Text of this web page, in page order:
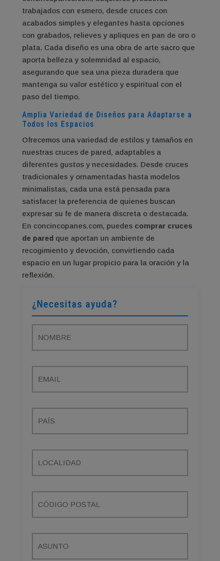
trabajados con esmero, desde cruces con
acabados simples y elegantes hasta opciones
con grabados, relieves y apliques en pan de oro o
plata. Cada diseño es una obra de arte sacro que
aporta belleza y solemnidad al espacio,
asegurando que sea una pieza duradera que
mantenga su valor estético y espiritual con el
paso del tiempo.
Amplia Variedad de Diseños para Adaptarse a
Todos los Espacios
Ofrecemos una variedad de estilos y tamaños en
nuestras cruces de pared, adaptables a
diferentes gustos y necesidades. Desde cruces
tradicionales y ornamentadas hasta modelos
minimalistas, cada una está pensada para
satisfacer la preferencia de quienes buscan
expresar su fe de manera discreta o destacada.
En concincopanes.com, puedes comprar cruces
de pared que aportan un ambiente de
recogimiento y devoción, convirtiendo cada
espacio en un lugar propicio para la oración y la
reflexión.
¿Necesitas ayuda?